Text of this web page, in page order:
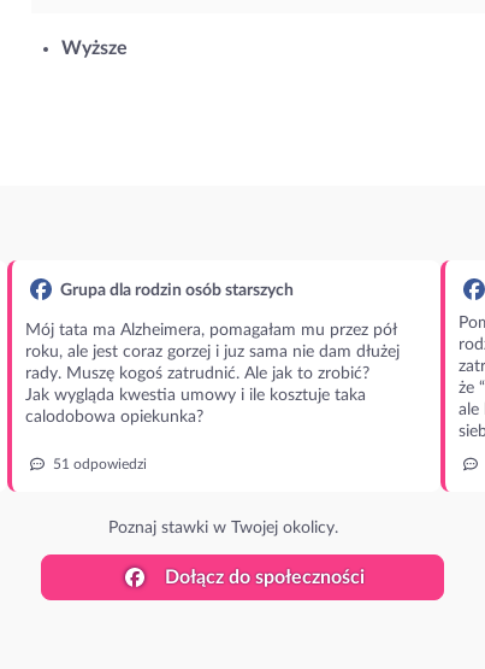
Wyższe
Grupa dla rodzin osób starszych
Mój tata ma Alzheimera, pomagałam mu przez pół
roku, ale jest coraz gorzej i juz sama nie dam dłużej
rady. Muszę kogoś zatrudnić. Ale jak to zrobić?
Jak wygląda kwestia umowy i ile kosztuje taka
calodobowa opiekunka?
51 odpowiedzi
Poznaj stawki w Twojej okolicy.
że
ale
Dołącz do społeczności